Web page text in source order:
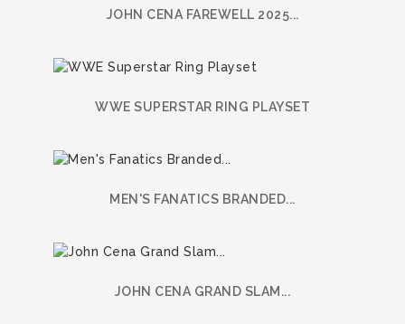
JOHN CENA FAREWELL 2025...
WWE SUPERSTAR RING PLAYSET
MEN'S FANATICS BRANDED...
JOHN CENA GRAND SLAM...